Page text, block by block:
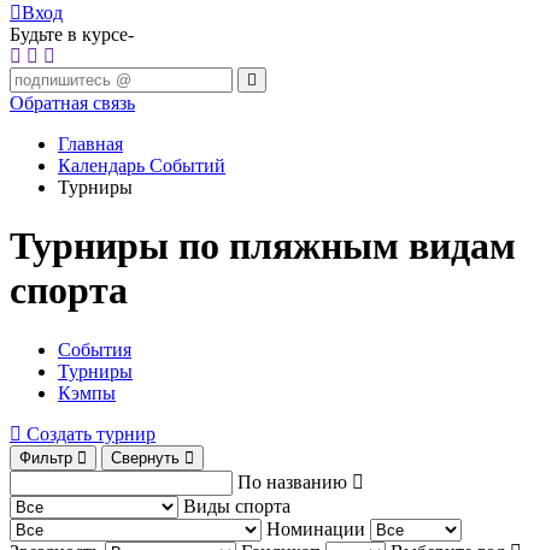
Вход
Будьте в курсе-
Обратная связь
Главная
Календарь Событий
Турниры
Турниры по пляжным видам
спорта
События
Турниры
Кэмпы
Создать турнир
Фильтр Свернуть
По названию
Виды спорта
Номинации